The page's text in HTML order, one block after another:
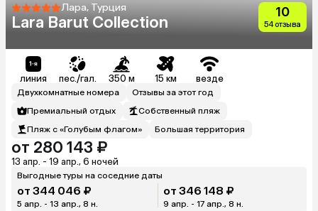
Лара, Турция
Lara Barut Collection
10
54 отзыва
линия пес./гал. 350 м 15 км везде
Двухкомнатные номера
Отзывы за этот год
Премиальный отдых
Собственный пляж
Пляж с «Голубым флагом»
Большая территория
от 280 143 ₽
13 апр. - 19 апр., 6 ночей
Выгодные туры на соседние даты
от 344 046 ₽
5 апр. - 13 апр., 8 н.
от 346 148 ₽
9 апр. - 17 апр., 8 н.